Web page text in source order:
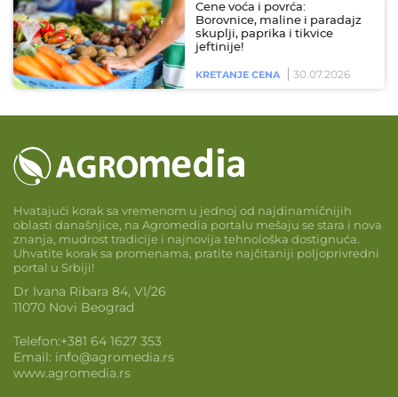
Cene voća i povrća:
Borovnice, maline i paradajz
skuplji, paprika i tikvice
jeftinije!
KRETANJE CENA 30.07.2026
Hvatajući korak sa vremenom u jednoj od najdinamičnijih
oblasti današnjice, na Agromedia portalu mešaju se stara i nova
znanja, mudrost tradicije i najnovija tehnološka dostignuća.
Uhvatite korak sa promenama, pratite najčitaniji poljoprivredni
portal u Srbiji!
Dr Ivana Ribara 84, VI/26
11070 Novi Beograd
Telefon:+381 64 1627 353
Email: info@agromedia.rs
www.agromedia.rs